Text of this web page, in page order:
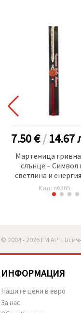
7.50 €/14.67
Мартеница гривна
слънце – Символ
светлина и
броя
Код: n6365
© 2004 - 2026 ЕМ АРТ.
ИНФОРМАЦИЯ
Нашите цени в евро
За нас